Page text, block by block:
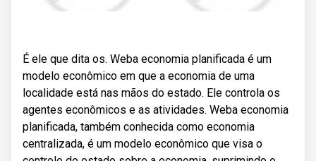
É ele que dita os. Weba economia planificada é um
modelo econômico em que a economia de uma
localidade está nas mãos do estado. Ele controla os
agentes econômicos e as atividades. Weba economia
planificada, também conhecida como economia
centralizada, é um modelo econômico que visa o